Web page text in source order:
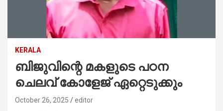
KERALA
ബിജുവിന്റെ മകളുടെ പഠന
ചെലവ് കോളേജ് ഏറ്റെടുക്കും
October 26, 2025 editor